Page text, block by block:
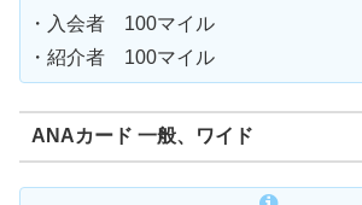
・入会者 100マイル
・紹介者 100マイル
ANAカード 一般、ワイド